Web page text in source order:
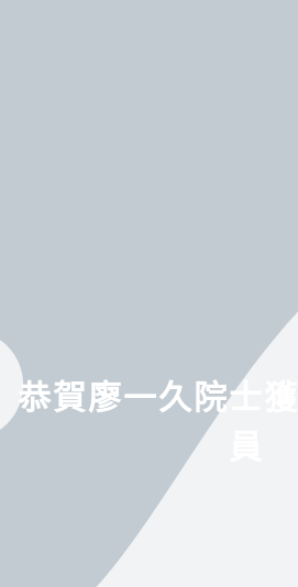
恭賀廖一久院士獲